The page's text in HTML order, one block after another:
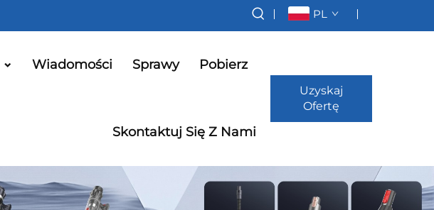
PL
Wiadomości Sprawy Pobierz
Skontaktuj Się Z Nami
Uzyskaj
Ofertę